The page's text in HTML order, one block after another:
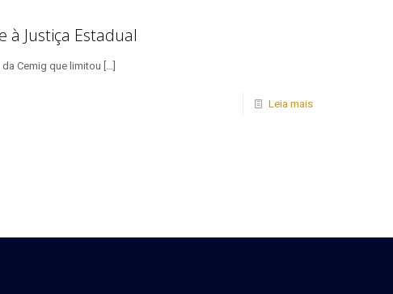
Justiça Estadual
Cemig que limitou […]
Leia mais